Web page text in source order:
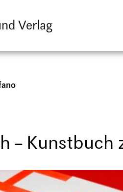
Verlag
– Kunstbuch